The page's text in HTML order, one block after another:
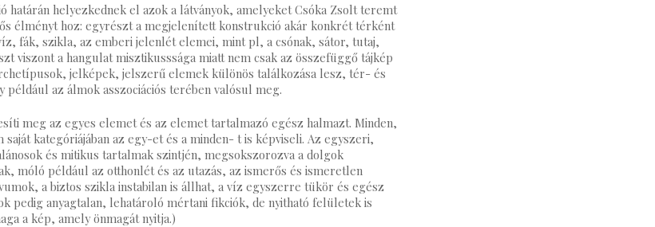
határán helyezkednek el azok a látványok, amelyeket Csóka Zsolt teremt
élményt hoz: egyrészt a megjelenített konstrukció akár konkrét térként
fák, szikla, az emberi jelenlét elemei, mint pl, a csónak, sátor, tutaj,
viszont a hangulat misztikusssága miatt nem csak az összefüggő tájkép
jelképek, jelszerű elemek különös találkozása lesz, tér- és
az álmok asszociációs terében valósul meg.
meg az egyes elemet és az elemet tartalmazó egész halmazt. Minden,
kategóriájában az egy-et és a minden- t is képviseli. Az egyszeri,
és mitikus tartalmak szintjén, megsokszorozva a dolgok
móló például az otthonlét és az utazás, az ismerős és ismeretlen
a biztos szikla instabilan is állhat, a víz egyszerre tükör és egész
pedig anyagtalan, lehatároló mértani fikciók, de nyitható felületek is
a kép, amely önmagát nyitja.)